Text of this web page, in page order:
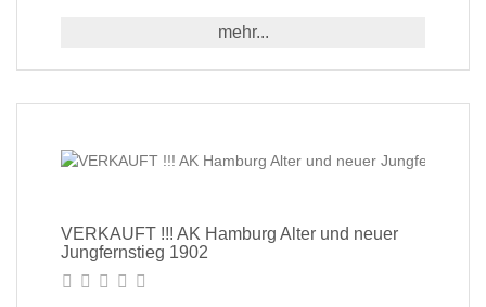
mehr...
VERKAUFT !!! AK Hamburg Alter und neuer
Jungfernstieg 1902